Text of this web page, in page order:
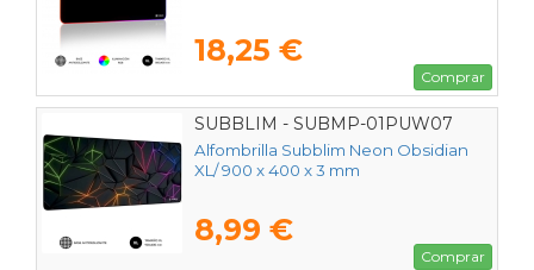
18,25 €
Comprar
SUBBLIM - SUBMP-01PUW07
Alfombrilla Subblim Neon Obsidian
XL/ 900 x 400 x 3 mm
8,99 €
Comprar